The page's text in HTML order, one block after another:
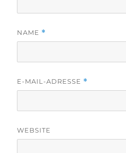
NAME *
E-MAIL-ADRESSE *
WEBSITE